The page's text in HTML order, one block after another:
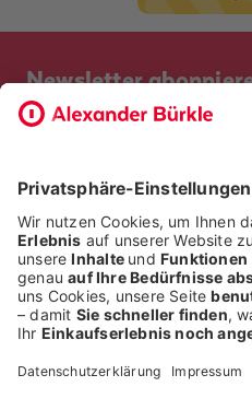
Newsletter
Bevor Sie sich anmelden,
ICH BIN BEREITS KUNDE
ICH BIN KEIN KUNDE